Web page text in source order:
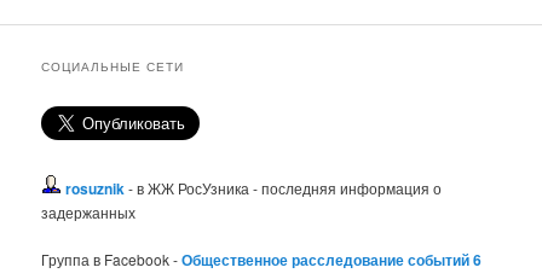
СОЦИАЛЬНЫЕ СЕТИ
rosuznik- в ЖЖ РосУзника - последняя информация о
задержанных
Группа в Facebook -Общественное расследование событий 6